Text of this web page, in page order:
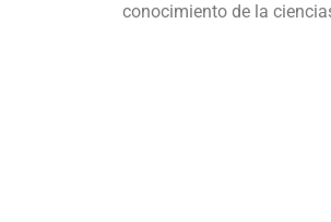
conocimiento de la